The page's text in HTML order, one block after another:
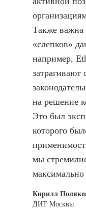
Также важна
«слепков»
например,
затрагивают
на решение
Это был
которого
мы
Кирилл
ДИТ Москвы